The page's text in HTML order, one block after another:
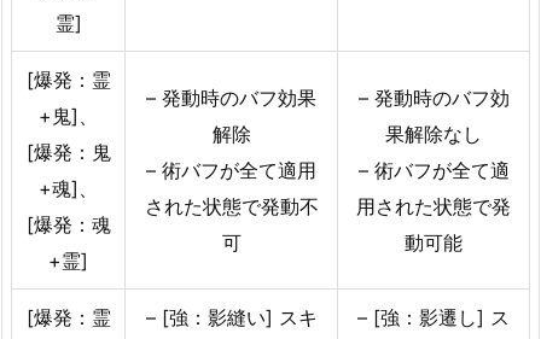
霊]
[爆発：霊
+鬼]、
[爆発：鬼
+魂]、
[爆発：魂
+霊]
– 発動時のバフ効果
解除
– 術バフが全て適用
された状態で発動不
可
– 発動時のバフ効
果解除なし
– 術バフが全て適
用された状態で発
動可能
[爆発：霊
– [強：影縫い] スキ
– [強：影遷し] ス